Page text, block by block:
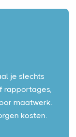
je slechts
rapportages,
maatwerk.
kosten.